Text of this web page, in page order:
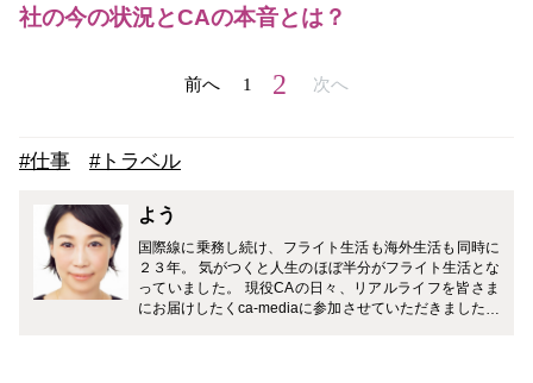
社の今の状況とCAの本音とは？
前へ 1 2 次へ
#仕事 #トラベル
よう
国際線に乗務し続け、フライト生活も海外生活も同時に
２３年。 気がつくと人生のほぼ半分がフライト生活とな
っていました。 現役CAの日々、リアルライフを皆さま
にお届けしたくca-mediaに参加させていただきました。